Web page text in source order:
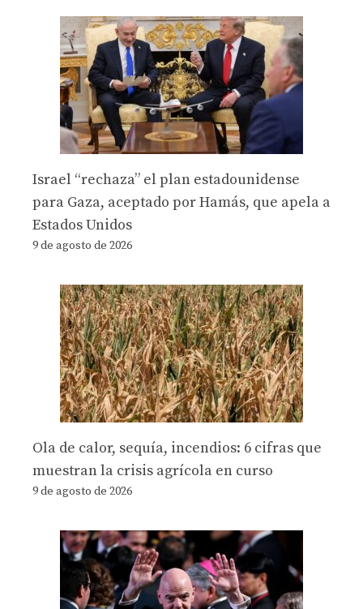
Israel “rechaza” el plan estadounidense
para Gaza, aceptado por Hamás, que apela a
Estados Unidos
9 de agosto de 2026
Ola de calor, sequía, incendios: 6 cifras que
muestran la crisis agrícola en curso
9 de agosto de 2026